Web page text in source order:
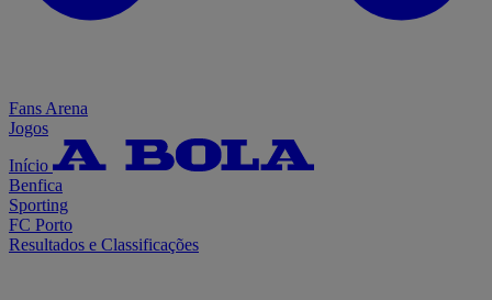
Fans Arena
Jogos
Início
Benfica
Sporting
FC Porto
Resultados e Classificações